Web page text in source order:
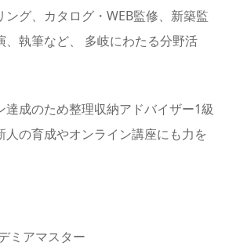
ング、カタログ・WEB監修、新築監
、執筆など、 多岐にわたる分野活
達成のため整理収納アドバイザー1級
⼈の育成やオンライン講座にも⼒を
ミアマスター